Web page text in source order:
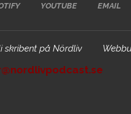
YOUTUBE EMAIL
skribent på Nördliv